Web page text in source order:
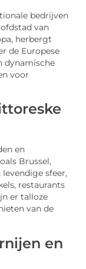
bedrijven
van
herbergt
de Europese
dynamische
voor
en
Brussel,
sfeer,
restaurants
er talloze
van de
en